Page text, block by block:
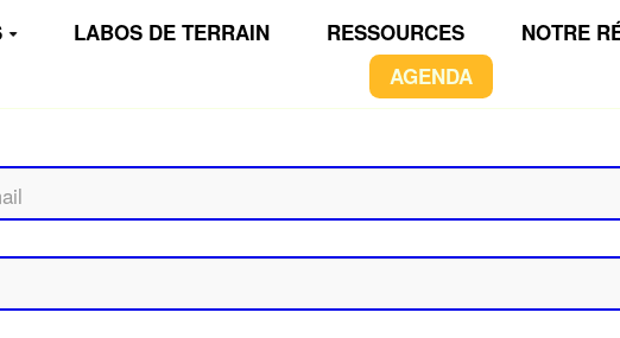
LABOS DE TERRAIN RESSOURCES NOTRE
AGENDA